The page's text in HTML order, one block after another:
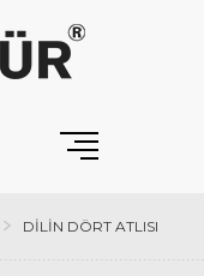
DILIN DÖRT ATLISI